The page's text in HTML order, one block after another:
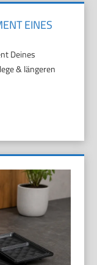
EINES
Deines
& längeren